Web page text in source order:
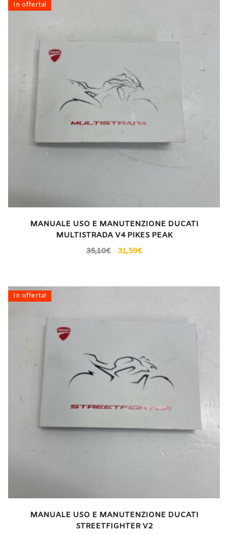
In offerta!
MANUALE USO E MANUTENZIONE DUCATI
MULTISTRADA V4 PIKES PEAK
35,10€ 31,59€
In offerta!
MANUALE USO E MANUTENZIONE DUCATI
STREETFIGHTER V2